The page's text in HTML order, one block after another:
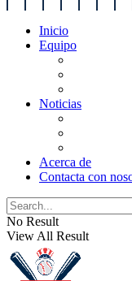
Inicio
Equipo
Noticias
Acerca de
Contacta con
No Result
View All Result